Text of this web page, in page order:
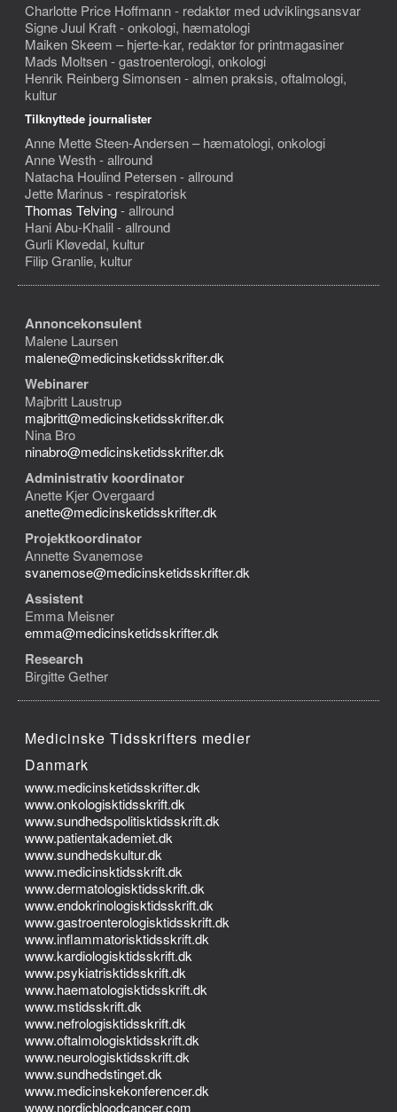
Charlotte Price Hoffmann - redaktør med udviklingsansvar
Signe Juul Kraft - onkologi, hæmatologi
Maiken Skeem – hjerte-kar, redaktør for printmagasiner
Mads Moltsen - gastroenterologi, onkologi
Henrik Reinberg Simonsen - almen praksis, oftalmologi,
kultur
Tilknyttede journalister
Anne Mette Steen-Andersen – hæmatologi, onkologi
Anne Westh - allround
Natacha Houlind Petersen - allround
Jette Marinus - respiratorisk
Thomas Telving- allround
Hani Abu-Khalil - allround
Gurli Kløvedal, kultur
Filip Granlie, kultur
Annoncekonsulent
Malene Laursen
malene@medicinsketidsskrifter.dk
Webinarer
Majbritt Laustrup
majbritt@medicinsketidsskrifter.dk
Nina Bro
ninabro@medicinsketidsskrifter.dk
Administrativ koordinator
Anette Kjer Overgaard
anette@medicinsketidsskrifter.dk
Projektkoordinator
Annette Svanemose
svanemose@medicinsketidsskrifter.dk
Assistent
Emma Meisner
emma@medicinsketidsskrifter.dk
Research
Birgitte Gether
Medicinske Tidsskrifters medier
Danmark
www.medicinsketidsskrifter.dk
www.onkologisktidsskrift.dk
www.sundhedspolitisktidsskrift.dk
www.patientakademiet.dk
www.sundhedskultur.dk
www.medicinsktidsskrift.dk
www.dermatologisktidsskrift.dk
www.endokrinologisktidsskrift.dk
www.gastroenterologisktidsskrift.dk
www.inflammatorisktidsskrift.dk
www.kardiologisktidsskrift.dk
www.psykiatrisktidsskrift.dk
www.haematologisktidsskrift.dk
www.mstidsskrift.dk
www.nefrologisktidsskrift.dk
www.oftalmologisktidsskrift.dk
www.neurologisktidsskrift.dk
www.sundhedstinget.dk
www.medicinskekonferencer.dk
www.nordicbloodcancer.com